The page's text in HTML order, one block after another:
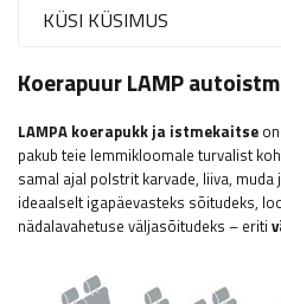
KÜSI KÜSIMUS
Koerapuur LAMP
LAMPA koerapukk ja istmekaitse
pakub teie lemmikloomale turvalist
samal ajal polstrit karvade, liiva, muda
ideaalselt igapäevasteks sõitudeks,
nädalavahetuse väljasõitudeks – eriti